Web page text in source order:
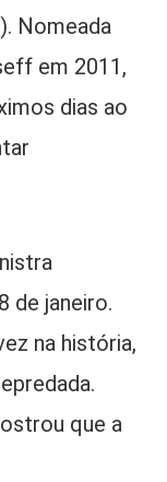
Nomeada
em 2011,
dias ao
de janeiro.
na história,
que a